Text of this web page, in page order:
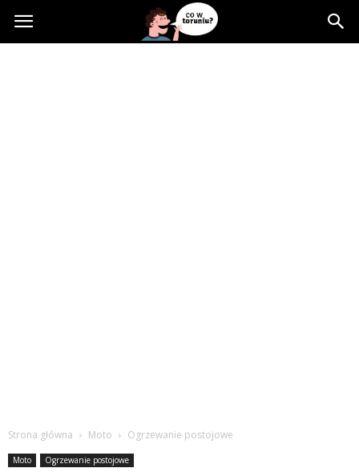
Cowtoruniu.pl
Strona główna Moto Ogrzewanie postojowe
Moto Ogrzewanie postojowe